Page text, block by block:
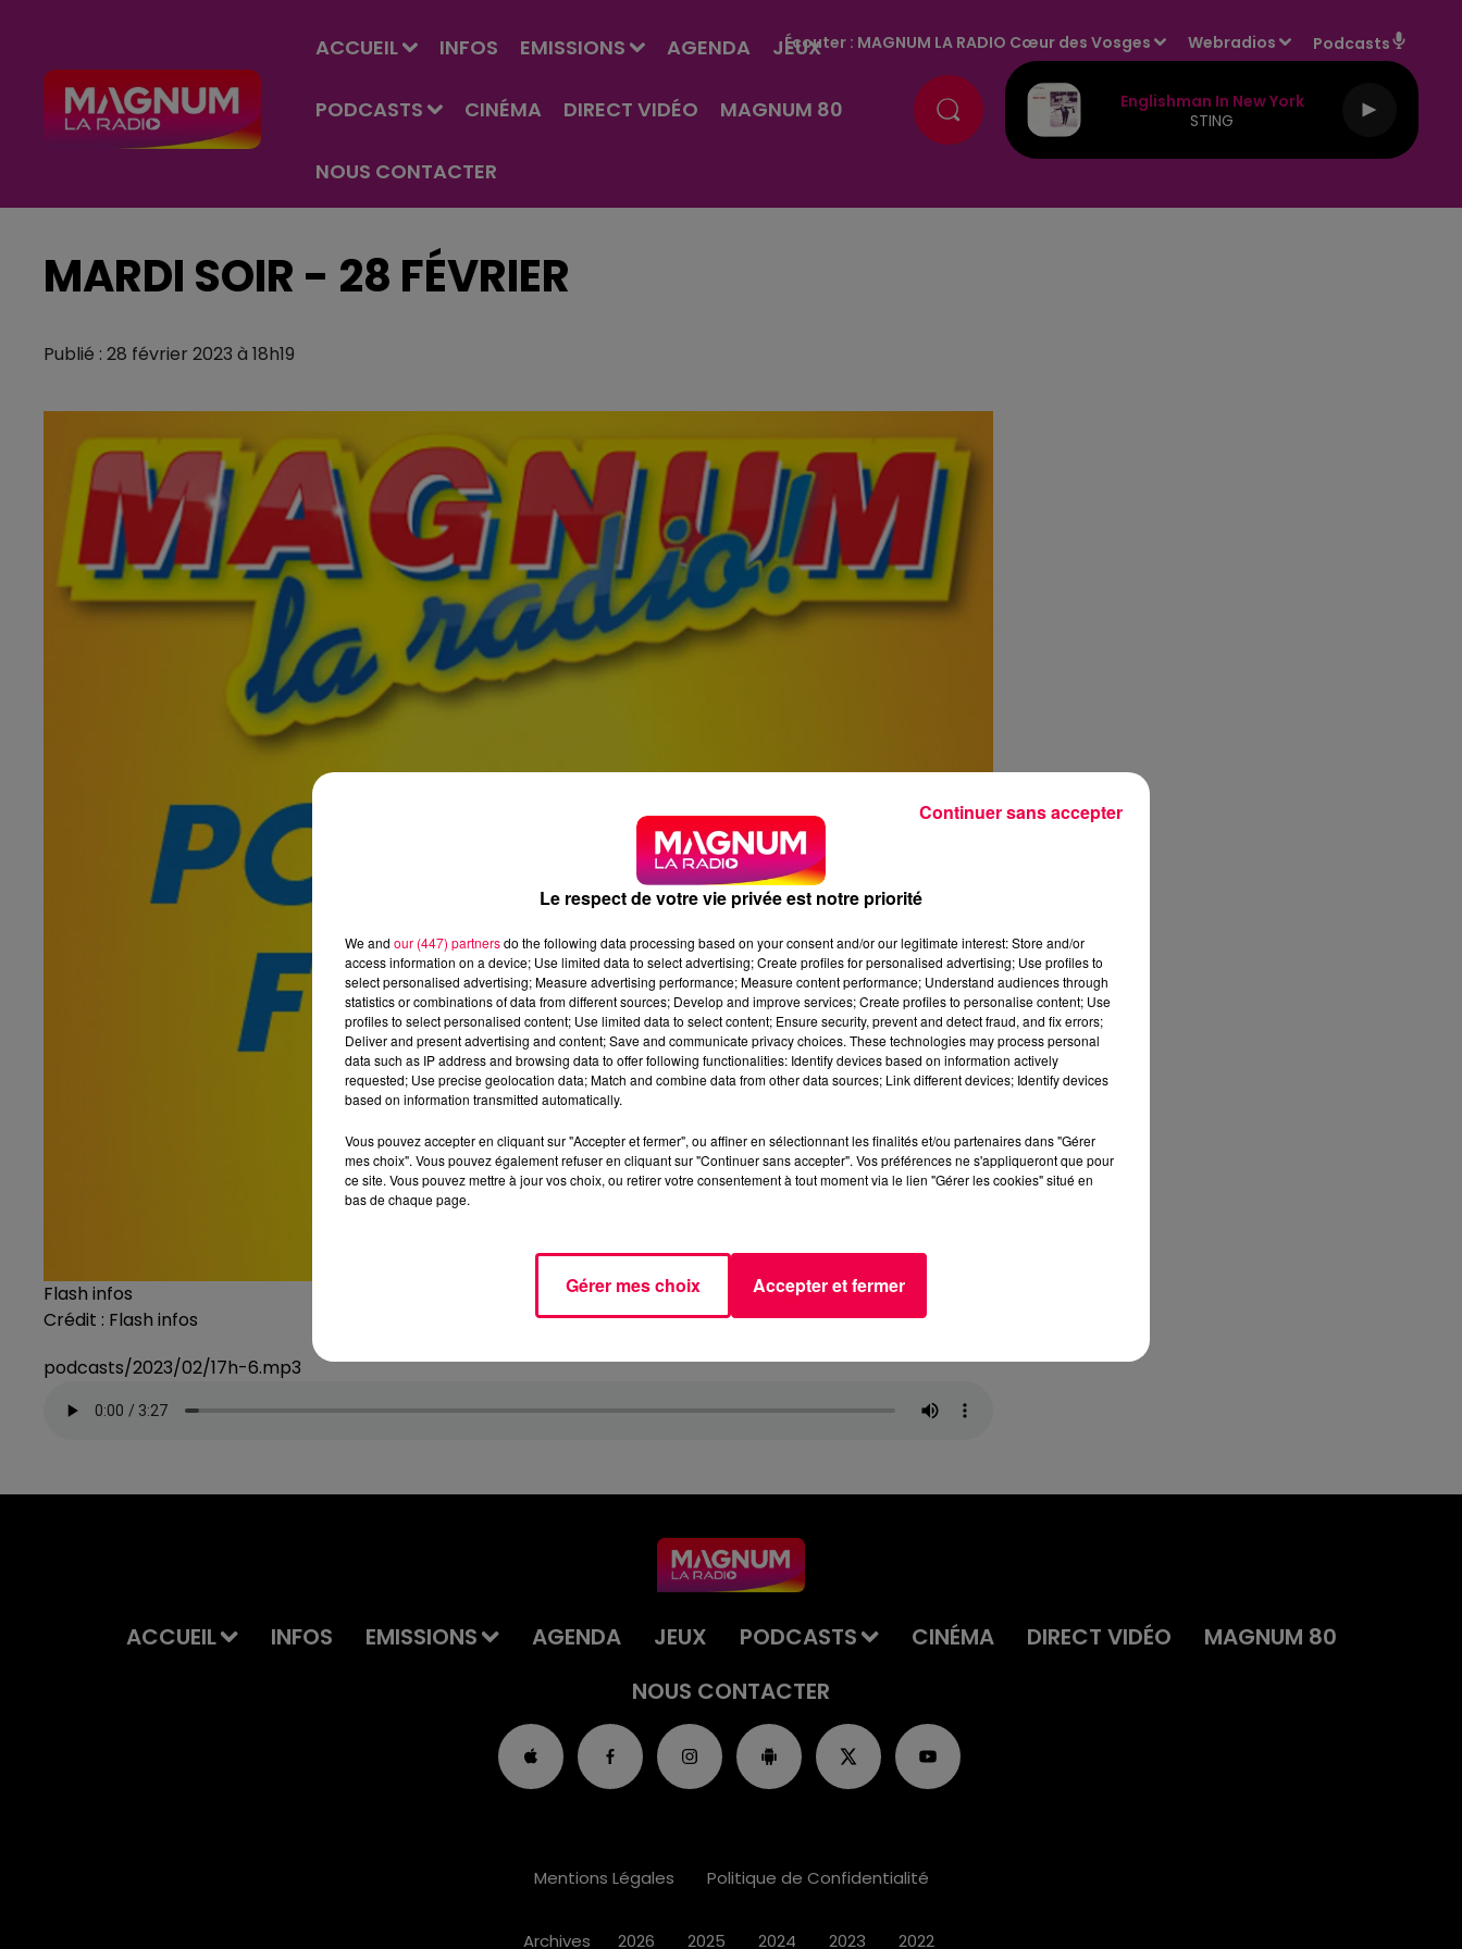
ACCUEIL INFOS EMISSIONS AGENDA JEUX
PODCASTS CINÉMA DIRECT VIDÉO MAGNUM 80
NOUS CONTACTER
Écouter : MAGNUM LA RADIO Cœur des Vosges Webradios Podcasts
Englishman In New York
STING
MARDI SOIR - 28 FÉVRIER
Publié : 28 février 2023 à 18h19
Flash infos
Crédit : Flash infos
podcasts/2023/02/17h-6.mp3
ACCUEIL INFOS EMISSIONS AGENDA JEUX PODCASTS CINÉMA DIRECT VIDÉO
MAGNUM 80
NOUS CONTACTER
Mentions Légales Politique de Confidentialité
Archives 2026 2025 2024 2023 2022
Le respect de votre vie privée est notre priorité
We and our (447) partnersdo the following data processing based on your consent and/or our legitimate interest: Store and/or
access information on a device; Use limited data to select advertising; Create profiles for personalised advertising; Use profiles to
select personalised advertising; Measure advertising performance; Measure content performance; Understand audiences through
statistics or combinations of data from different sources; Develop and improve services; Create profiles to personalise content; Use
profiles to select personalised content; Use limited data to select content; Ensure security, prevent and detect fraud, and fix errors;
Deliver and present advertising and content; Save and communicate privacy choices. These technologies may process personal
data such as IP address and browsing data to offer following functionalities: Identify devices based on information actively
requested; Use precise geolocation data; Match and combine data from other data sources; Link different devices; Identify devices
based on information transmitted automatically.
Vous pouvez accepter en cliquant sur "Accepter et fermer", ou affiner en sélectionnant les finalités et/ou partenaires dans "Gérer
mes choix". Vous pouvez également refuser en cliquant sur "Continuer sans accepter". Vos préférences ne s'appliqueront que pour
ce site. Vous pouvez mettre à jour vos choix, ou retirer votre consentement à tout moment via le lien "Gérer les cookies" situé en
bas de chaque page.
Gérer mes choix Accepter et fermer
Continuer sans accepter